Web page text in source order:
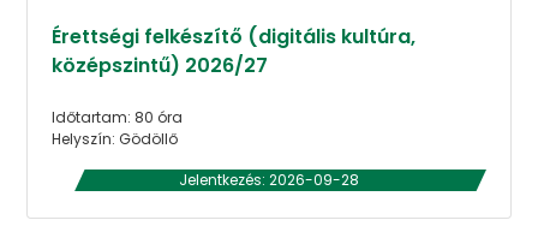
Érettségi felkészítő (digitális kultúra,
középszintű) 2026/27
Időtartam: 80 óra
Helyszín: Gödöllő
Jelentkezés: 2026-09-28